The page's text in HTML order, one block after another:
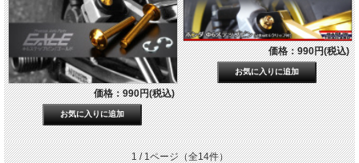
価格：990円(税込)
価格：990円(税込)
1 / 1ページ（全14件）